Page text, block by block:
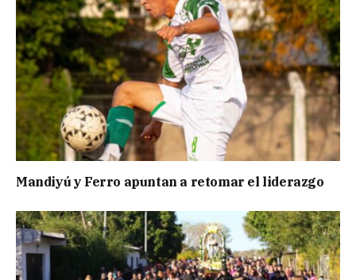
Mandiyú y Ferro apuntan a retomar el liderazgo